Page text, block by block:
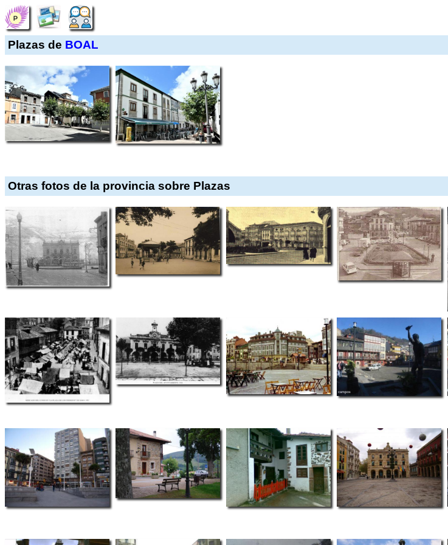
Plazas de BOAL
Otras fotos de la provincia sobre Plazas